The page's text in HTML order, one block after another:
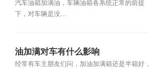
汽车油箱加满油，车辆油箱各系统正常的前提
下，对车辆是没...
油加满对车有什么影响
经常有车主朋友们问，加油加满箱还是半箱好，